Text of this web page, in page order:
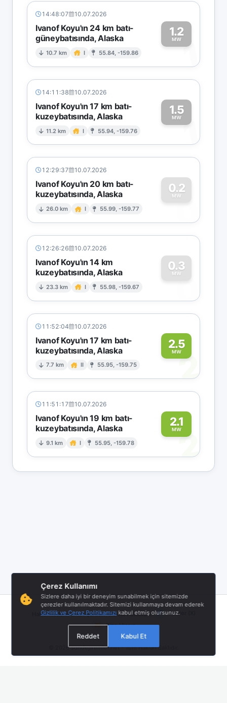
14:48:07 10.07.2026
Ivanof Koyu'ın 24 km batı-
güneybatısında, Alaska
10.7 km I 55.84, -159.86
1.2
MW1
14:11:38 10.07.2026
Ivanof Koyu'ın 17 km batı-
kuzeybatısında, Alaska
11.2 km I 55.94, -159.76
1.5
MW1
12:29:37 10.07.2026
Ivanof Koyu'ın 20 km batı-
kuzeybatısında, Alaska
26.0 km I 55.99, -159.77
0.2
MW
0
12:26:26 10.07.2026
Ivanof Koyu'ın 14 km
kuzeybatısında, Alaska
23.3 km I 55.98, -159.67
0.3
MW
0
11:52:04 10.07.2026
Ivanof Koyu'ın 17 km batı-
kuzeybatısında, Alaska
7.7 km II 55.95, -159.75
2.5
MW2
11:51:17 10.07.2026
Ivanof Koyu'ın 19 km batı-
kuzeybatısında, Alaska
9.1 km I 55.95, -159.78
2.1
MW
2
Hakkımızda|Hizmet Şartları|Gizlilik Politikası |
Twitter (X)
Bize Ulaşın
© 2026sondepremler.net- Tüm Hakları Saklıdır.
Çerez Kullanımı
Sizlere daha iyi bir deneyim sunabilmek için sitemizde
çerezler kullanılmaktadır. Sitemizi kullanmaya devam ederek
Gizlilik ve Çerez Politikamızı kabul etmiş olursunuz.
Reddet Kabul Et